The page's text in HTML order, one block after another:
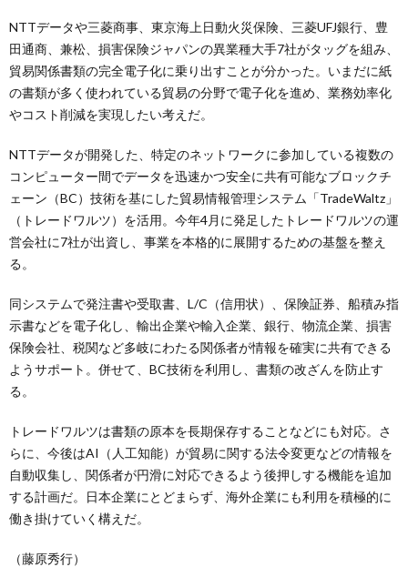
NTTデータや三菱商事、東京海上日動火災保険、三菱UFJ銀行、豊
田通商、兼松、損害保険ジャパンの異業種大手7社がタッグを組み、
貿易関係書類の完全電子化に乗り出すことが分かった。いまだに紙
の書類が多く使われている貿易の分野で電子化を進め、業務効率化
やコスト削減を実現したい考えだ。
NTTデータが開発した、特定のネットワークに参加している複数の
コンピューター間でデータを迅速かつ安全に共有可能なブロックチ
ェーン（BC）技術を基にした貿易情報管理システム「TradeWaltz」
（トレードワルツ）を活用。今年4月に発足したトレードワルツの運
営会社に7社が出資し、事業を本格的に展開するための基盤を整え
る。
同システムで発注書や受取書、L/C（信用状）、保険証券、船積み指
示書などを電子化し、輸出企業や輸入企業、銀行、物流企業、損害
保険会社、税関など多岐にわたる関係者が情報を確実に共有できる
ようサポート。併せて、BC技術を利用し、書類の改ざんを防止す
る。
トレードワルツは書類の原本を長期保存することなどにも対応。さ
らに、今後はAI（人工知能）が貿易に関する法令変更などの情報を
自動収集し、関係者が円滑に対応できるよう後押しする機能を追加
する計画だ。日本企業にとどまらず、海外企業にも利用を積極的に
働き掛けていく構えだ。
（藤原秀行）